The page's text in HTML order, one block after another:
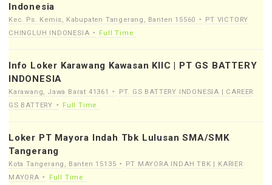
Indonesia
Kec. Ps. Kemis, Kabupaten Tangerang, Banten 15560
PT VICTORY
CHINGLUH INDONESIA
Full Time
Info Loker Karawang Kawasan KIIC | PT GS BATTERY
INDONESIA
Karawang, Jawa Barat 41361
PT. GS BATTERY INDONESIA | CAREER
GS BATTERY
Full Time
Loker PT Mayora Indah Tbk Lulusan SMA/SMK
Tangerang
Kota Tangerang, Banten 15135
PT MAYORA INDAH TBK | KARIER
MAYORA
Full Time